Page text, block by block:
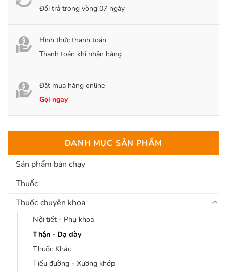
Đổi trả trong vòng 07 ngày
Hình thức thanh toán
Thanh toán khi nhận hàng
Đặt mua hàng online
Gọi ngay
DANH MỤC SẢN PHẨM
Sản phẩm bán chạy
Thuốc
Thuốc chuyên khoa
Nội tiết - Phụ khoa
Thận - Dạ dày
Thuốc Khác
Tiểu đường - Xương khớp